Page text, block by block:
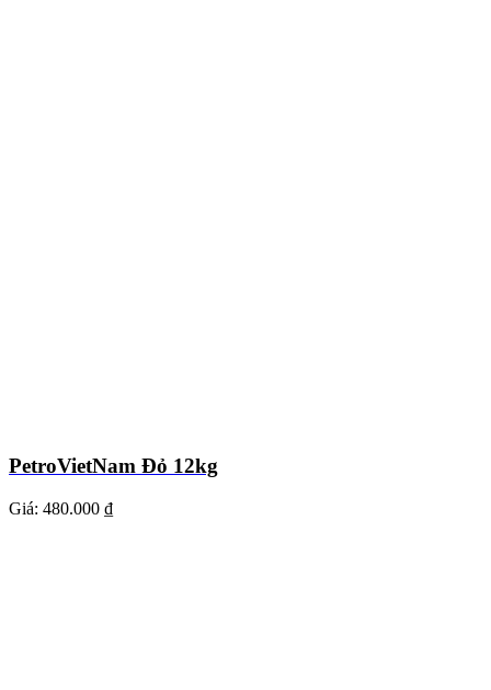
PetroVietNam Đỏ 12kg
Giá: 480.000 ₫